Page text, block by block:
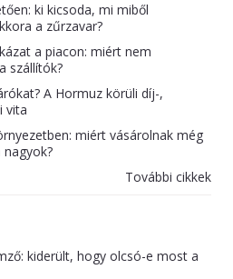
ki kicsoda, mi miből
a zűrzavar?
a piacon: miért nem
szállítók?
A Hormuz körüli díj-,
vita
miért vásárolnak még
További cikkek
kiderült, hogy olcsó-e most a